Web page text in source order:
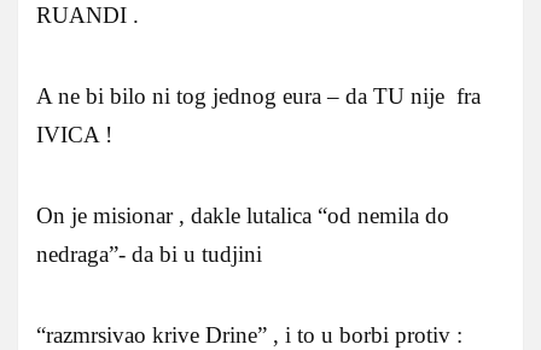
RUANDI .
A ne bi bilo ni tog jednog eura – da TU nije fra
IVICA !
On je misionar , dakle lutalica “od nemila do
nedraga”- da bi u tudjini
“razmrsivao krive Drine” , i to u borbi protiv :